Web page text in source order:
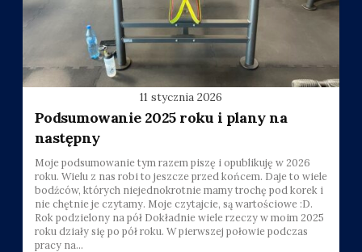
11 stycznia 2026
Podsumowanie 2025 roku i plany na
następny
Moje podsumowanie tym razem piszę i opublikuję w 2026
roku. Wielu z nas robi to jeszcze przed końcem. Daje to wiele
bodźców, których niejednokrotnie mamy trochę pod korek i
nie chętnie je czytamy. Moje czytajcie, są wartościowe :D.
Rok podzielony na pół Dokładnie wiele rzeczy w moim 2025
roku działy się po pół roku. W pierwszej połowie podczas
pracy na...